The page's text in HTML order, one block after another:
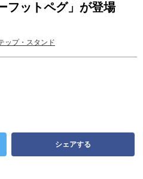
フットペグ」が登場
ップ・スタンド
シェアする